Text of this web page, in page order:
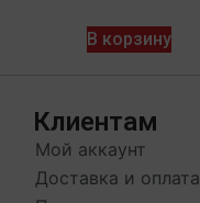
В корзину
Клиентам
Мой аккаунт
Доставка и оплата